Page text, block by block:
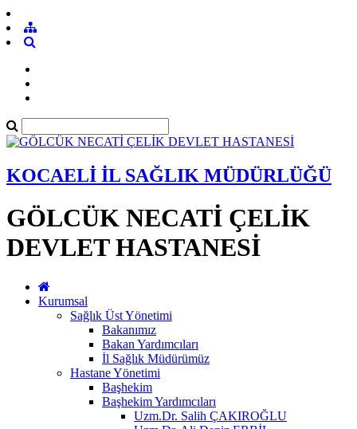
KOCAELİ İL SAĞLIK MÜDÜRLÜĞÜ
GÖLCÜK NECATİ ÇELİK
DEVLET HASTANESİ
Kurumsal
Sağlık Üst Yönetimi
Bakanımız
Bakan Yardımcıları
İl Sağlık Müdürümüz
Hastane Yönetimi
Başhekim
Başhekim Yardımcıları
Uzm.Dr. Salih ÇAKIROĞLU